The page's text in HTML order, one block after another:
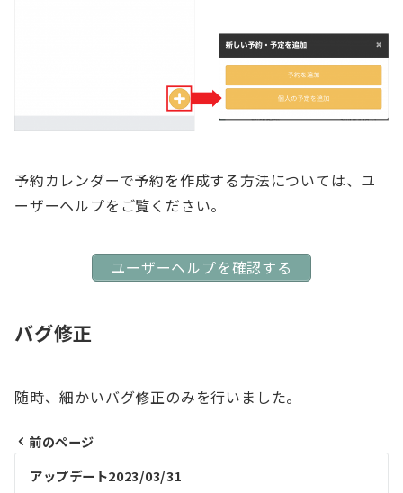
予約カレンダーで予約を作成する方法については、ユ
ーザーヘルプをご覧ください。
ユーザーヘルプを確認する
バグ修正
随時、細かいバグ修正のみを行いました。
投
前のページ
アップデート2023/03/31